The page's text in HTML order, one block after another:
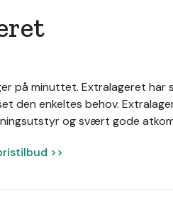
på minuttet. Extralageret har
den enkeltes behov.
og svært gode
>>